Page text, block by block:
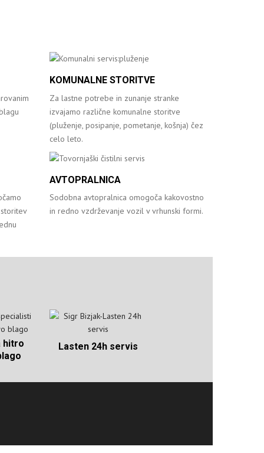
KOMUNALNE STORITVE
Za lastne potrebe in zunanje stranke
izvajamo različne komunalne storitve
(pluženje, posipanje, pometanje, košnja) čez
celo leto.
AVTOPRALNICA
Sodobna avtopralnica omogoča kakovostno
in redno vzdrževanje vozil v vrhunski formi.
hitro
Lasten 24h servis